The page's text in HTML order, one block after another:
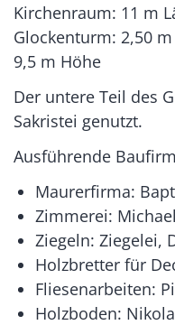
Kirchenraum: 11 m
Glockenturm: 2,50
9,5 m Höhe
Der untere Teil des
Sakristei genutzt.
Ausführende
Maurerfirma:
Zimmerei:
Ziegeln: Ziegelei,
Holzbretter für
Fliesenarbeiten:
Holzboden: